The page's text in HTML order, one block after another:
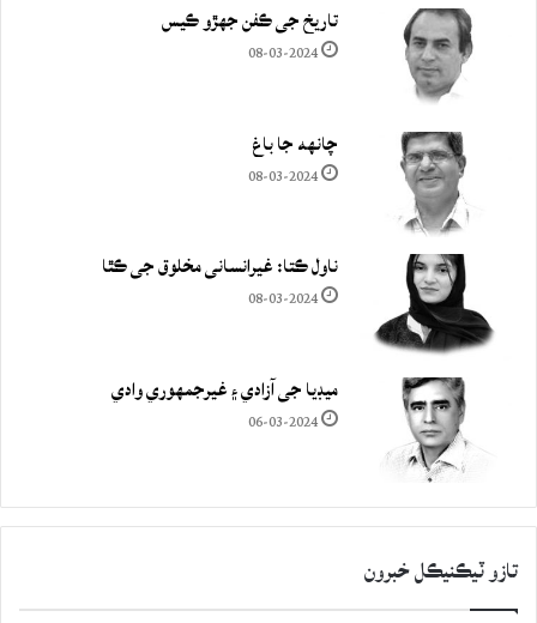
تاريخ جي ڪفن جھڙو ڪيس
08-03-2024
چانهه جا باغ
08-03-2024
ناول ڪتا: غيرانساني مخلوق جي ڪٿا
08-03-2024
ميڊيا جي آزادي ۽ غيرجمھوري وادي
06-03-2024
تازو ٽيڪنيڪل خبرون